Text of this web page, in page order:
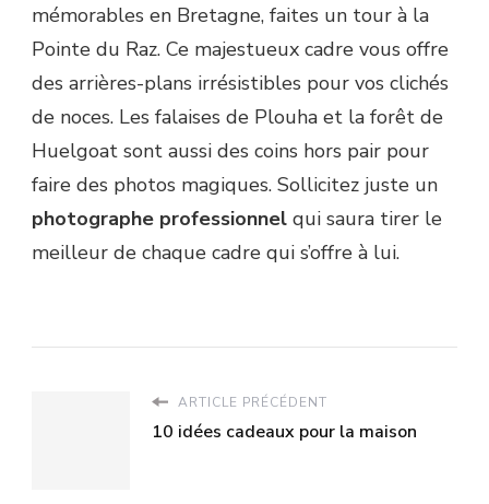
mémorables en Bretagne, faites un tour à la
Pointe du Raz. Ce majestueux cadre vous offre
des arrières-plans irrésistibles pour vos clichés
de noces. Les falaises de Plouha et la forêt de
Huelgoat sont aussi des coins hors pair pour
faire des photos magiques. Sollicitez juste un
photographe professionnel qui saura tirer le
meilleur de chaque cadre qui s’offre à lui.
ARTICLE PRÉCÉDENT
10 idées cadeaux pour la maison